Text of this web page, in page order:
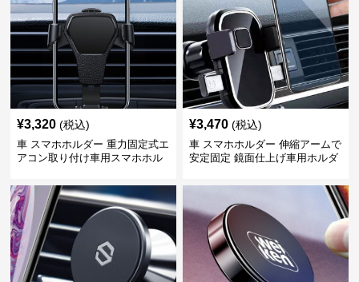
¥3,320 (税込)
車 スマホホルダー 重力固定式エ
アコン取り付け車用スマホホル
¥3,470 (税込)
車 スマホホルダー 伸縮アームで
安定固定 鏡面仕上げ車用ホルダ